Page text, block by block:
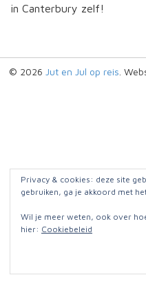
in Canterbury zelf!
© 2026 Jut en Jul op reis .
Privacy & cookies: deze site
gebruiken, ga je akkoord met
Wil je meer weten, ook over
hier: Cookiebeleid